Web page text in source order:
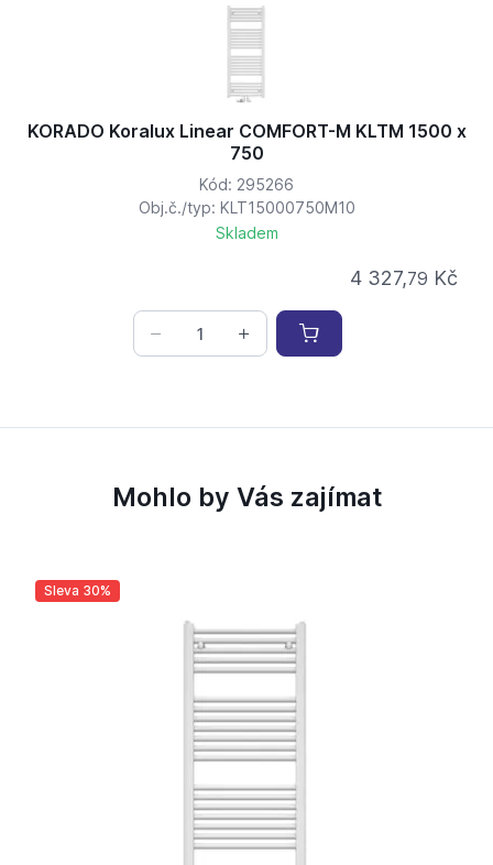
KORADO Koralux Linear COMFORT-M KLTM 1500 x
750
Kód: 295266
Obj.č./typ: KLT15000750M10
Skladem
4 327,79 Kč
Mohlo by Vás zajímat
Sleva 30%